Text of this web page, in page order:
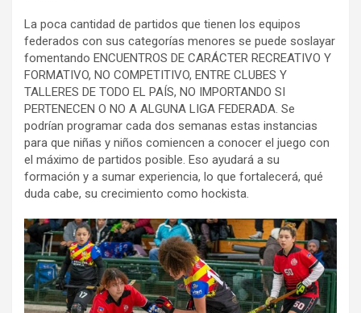
La poca cantidad de partidos que tienen los equipos
federados con sus categorías menores se puede soslayar
fomentando ENCUENTROS DE CARÁCTER RECREATIVO Y
FORMATIVO, NO COMPETITIVO, ENTRE CLUBES Y
TALLERES DE TODO EL PAÍS, NO IMPORTANDO SI
PERTENECEN O NO A ALGUNA LIGA FEDERADA. Se
podrían programar cada dos semanas estas instancias
para que niñas y niños comiencen a conocer el juego con
el máximo de partidos posible. Eso ayudará a su
formación y a sumar experiencia, lo que fortalecerá, qué
duda cabe, su crecimiento como hockista.